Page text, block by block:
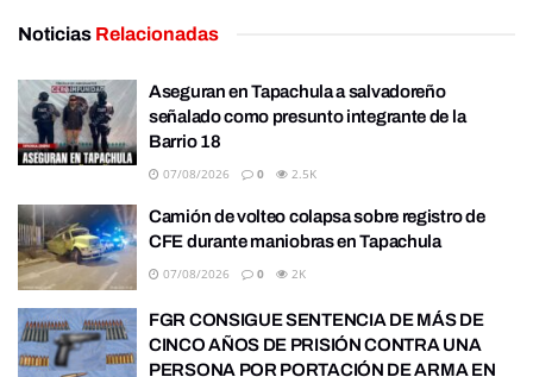
Noticias Relacionadas
Aseguran en Tapachula a salvadoreño
señalado como presunto integrante de la
Barrio 18
07/08/2026 0 2.5K
Camión de volteo colapsa sobre registro de
CFE durante maniobras en Tapachula
07/08/2026 0 2K
FGR CONSIGUE SENTENCIA DE MÁS DE
CINCO AÑOS DE PRISIÓN CONTRA UNA
PERSONA POR PORTACIÓN DE ARMA EN